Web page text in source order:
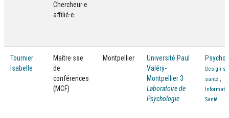
Chercheur·e
affilié·e
Tournier
Isabelle
Maître·sse
de
conférences
(MCF)
Montpellier
Université Paul
Valéry-
Montpellier 3
Laboratoire de
Psychologie
Design
santé ,
Santé